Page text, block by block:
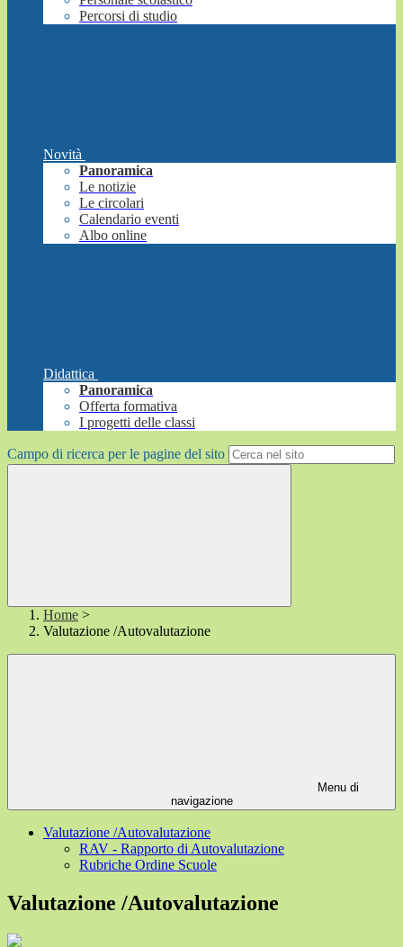
Percorsi di studio
Novità
Panoramica
Le notizie
Le circolari
Calendario eventi
Albo online
Didattica
Panoramica
Offerta formativa
I progetti delle classi
Campo di ricerca per le pagine del sito
Home >
Valutazione /Autovalutazione
Menu di
navigazione
Valutazione /Autovalutazione
RAV - Rapporto di Autovalutazione
Rubriche Ordine Scuole
Valutazione /Autovalutazione